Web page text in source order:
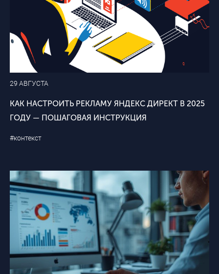
29 АВГУСТА
КАК НАСТРОИТЬ РЕКЛАМУ ЯНДЕКС ДИРЕКТ В 2025
ГОДУ — ПОШАГОВАЯ ИНСТРУКЦИЯ
#контекст